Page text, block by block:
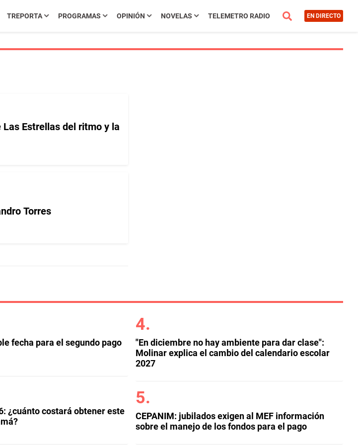
TREPORTA PROGRAMAS OPINIÓN NOVELAS TELEMETRO RADIO EN DIRECTO
Estrellas del ritmo y la
Torres
fecha para el segundo pago
¿cuánto costará obtener este
"En diciembre no hay ambiente para dar clase":
Molinar explica el cambio del calendario escolar
2027
CEPANIM: jubilados exigen al MEF información
sobre el manejo de los fondos para el pago